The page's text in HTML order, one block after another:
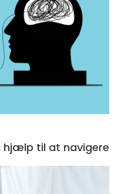
hjælp til at navigere